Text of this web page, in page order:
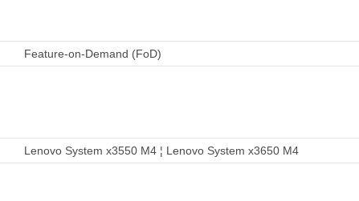
Feature-on-Demand (FoD)
Lenovo System x3550 M4 ¦ Lenovo System x3650 M4